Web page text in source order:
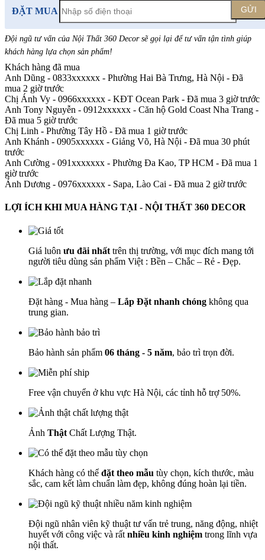
ĐẶT MUA GỬI
Đội ngũ tư vấn của Nội Thất 360 Decor sẽ gọi lại để tư vấn tận tình giúp
khách hàng lựa chọn sản phẩm!
Khách hàng đã mua
Anh Dũng - 0833xxxxxx - Phường Hai Bà Trưng, Hà Nội - Đã
mua 2 giờ trước
Chị Ánh Vy - 0966xxxxxx - KĐT Ocean Park - Đã mua 3 giờ trước
Anh Tony Nguyễn - 0912xxxxxx - Căn hộ Gold Coast Nha Trang -
Đã mua 5 giờ trước
Chị Linh - Phường Tây Hồ - Đã mua 1 giờ trước
Anh Khánh - 0905xxxxxx - Giảng Võ, Hà Nội - Đã mua 30 phút
trước
Anh Cường - 091xxxxxxx - Phường Đa Kao, TP HCM - Đã mua 1
giờ trước
Ánh Dương - 0976xxxxxx - Sapa, Lào Cai - Đã mua 2 giờ trước
LỢI ÍCH KHI MUA HÀNG TẠI - NỘI THẤT 360 DECOR
Giá luôn ưu đãi nhất trên thị trường, với mục đích mang tới
người tiêu dùng sản phẩm Việt : Bền – Chắc – Rẻ - Đẹp.
Đặt hàng - Mua hàng – Lắp Đặt nhanh chóng không qua
trung gian.
Bảo hành sản phẩm 06 tháng - 5 năm, bảo trì trọn đời.
Free vận chuyển ở khu vực Hà Nội, các tỉnh hỗ trợ 50%.
Ảnh Thật Chất Lượng Thật.
Khách hàng có thể đặt theo mẫu tùy chọn, kích thước, màu
sắc, cam kết làm chuẩn làm đẹp, không đúng hoàn lại tiền.
Đội ngũ nhân viên kỹ thuật tư vấn trẻ trung, năng động, nhiệt
huyết với công việc và rất nhiều kinh nghiệm trong lĩnh vựa
nội thất.